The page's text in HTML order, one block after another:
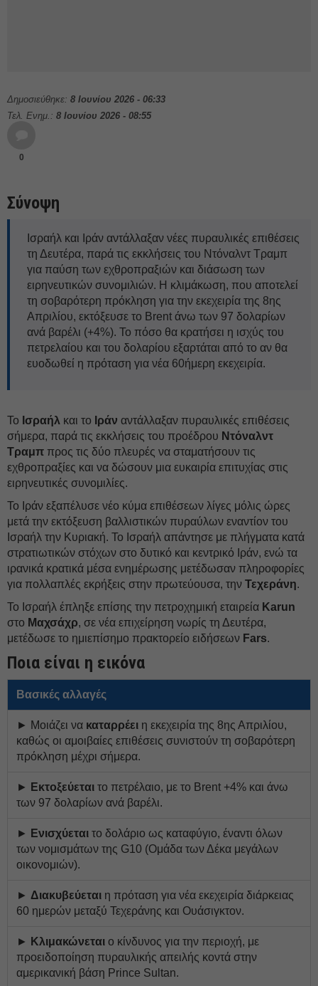
Δημοσιεύθηκε: 8 Ιουνίου 2026 - 06:33
Τελ. Ενημ.: 8 Ιουνίου 2026 - 08:55
0
Σύνοψη
Ισραήλ και Ιράν αντάλλαξαν νέες πυραυλικές επιθέσεις
τη Δευτέρα, παρά τις εκκλήσεις του Ντόναλντ Τραμπ
για παύση των εχθροπραξιών και διάσωση των
ειρηνευτικών συνομιλιών. Η κλιμάκωση, που αποτελεί
τη σοβαρότερη πρόκληση για την εκεχειρία της 8ης
Απριλίου, εκτόξευσε το Brent άνω των 97 δολαρίων
ανά βαρέλι (+4%). Το πόσο θα κρατήσει η ισχύς του
πετρελαίου και του δολαρίου εξαρτάται από το αν θα
ευοδωθεί η πρόταση για νέα 60ήμερη εκεχειρία.
Το Ισραήλ και το Ιράν αντάλλαξαν πυραυλικές επιθέσεις
σήμερα, παρά τις εκκλήσεις του προέδρου Ντόναλντ
Τραμπ προς τις δύο πλευρές να σταματήσουν τις
εχθροπραξίες και να δώσουν μια ευκαιρία επιτυχίας στις
ειρηνευτικές συνομιλίες.
Το Ιράν εξαπέλυσε νέο κύμα επιθέσεων λίγες μόλις ώρες
μετά την εκτόξευση βαλλιστικών πυραύλων εναντίον του
Ισραήλ την Κυριακή. Το Ισραήλ απάντησε με πλήγματα κατά
στρατιωτικών στόχων στο δυτικό και κεντρικό Ιράν, ενώ τα
ιρανικά κρατικά μέσα ενημέρωσης μετέδωσαν πληροφορίες
για πολλαπλές εκρήξεις στην πρωτεύουσα, την Τεχεράνη.
Το Ισραήλ έπληξε επίσης την πετροχημική εταιρεία Karun
στο Μαχσάχρ, σε νέα επιχείρηση νωρίς τη Δευτέρα,
μετέδωσε το ημιεπίσημο πρακτορείο ειδήσεων Fars.
Ποια είναι η εικόνα
Βασικές αλλαγές
► Μοιάζει να καταρρέει η εκεχειρία της 8ης Απριλίου,
καθώς οι αμοιβαίες επιθέσεις συνιστούν τη σοβαρότερη
πρόκληση μέχρι σήμερα.
► Εκτοξεύεται το πετρέλαιο, με το Brent +4% και άνω
των 97 δολαρίων ανά βαρέλι.
► Ενισχύεται το δολάριο ως καταφύγιο, έναντι όλων
των νομισμάτων της G10 (Ομάδα των Δέκα μεγάλων
οικονομιών).
► Διακυβεύεται η πρόταση για νέα εκεχειρία διάρκειας
60 ημερών μεταξύ Τεχεράνης και Ουάσιγκτον.
► Κλιμακώνεται ο κίνδυνος για την περιοχή, με
προειδοποίηση πυραυλικής απειλής κοντά στην
αμερικανική βάση Prince Sultan.